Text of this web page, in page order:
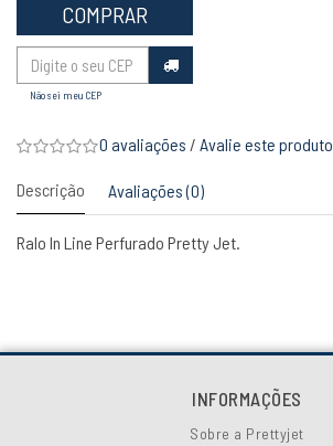
COMPRAR
Não sei meu CEP
0 avaliações / Avalie este produto
Descrição Avaliações (0)
Ralo In Line Perfurado Pretty Jet.
INFORMAÇÕES
Sobre a Prettyjet